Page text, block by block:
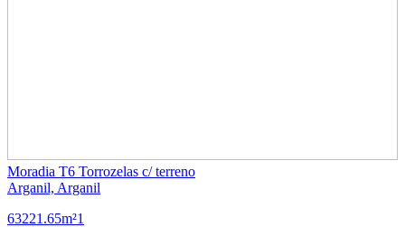
Moradia T6 Torrozelas c/ terreno
Arganil, Arganil
63221.65m²1